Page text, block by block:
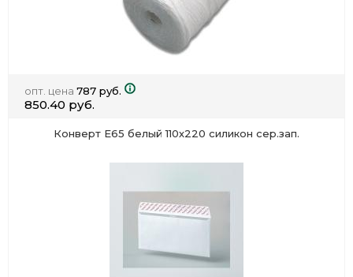
опт. цена 787 руб.
850.40 руб.
Конверт Е65 белый 110х220 силикон сер.зап.